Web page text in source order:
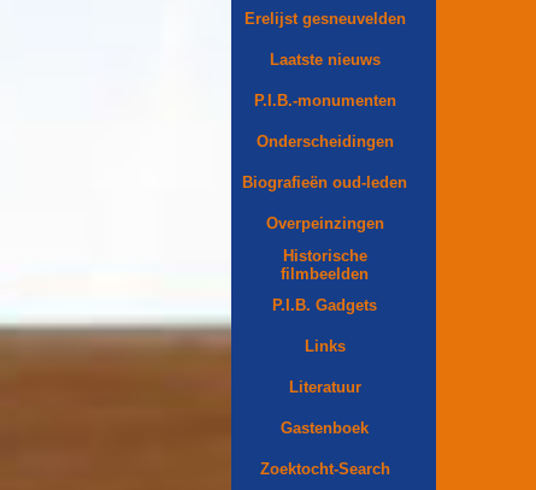
Erelijst gesneuvelden
Laatste nieuws
P.I.B.-monumenten
Onderscheidingen
Biografieën oud-leden
Overpeinzingen
Historische
filmbeelden
P.I.B. Gadgets
Links
Literatuur
Gastenboek
Zoektocht-Search